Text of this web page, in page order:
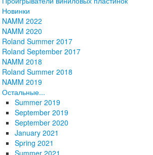
Новинки
NAMM 2022
NAMM 2020
Roland Summer 2017
Roland September 2017
NAMM 2018
Roland Summer 2018
NAMM 2019
Остальные...
Summer 2019
September 2019
September 2020
January 2021
Spring 2021
Summer 2021